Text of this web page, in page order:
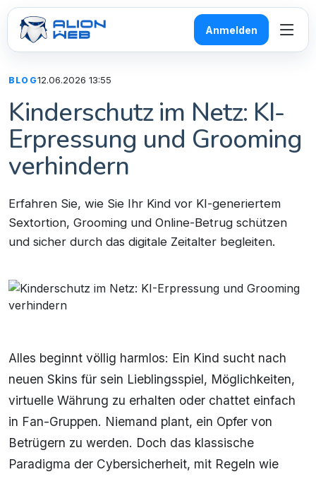
Anmelden
BLOG12.06.2026 13:55
Kinderschutz im Netz: KI-
Erpressung und Grooming
verhindern
Erfahren Sie, wie Sie Ihr Kind vor KI-generiertem
Sextortion, Grooming und Online-Betrug schützen
und sicher durch das digitale Zeitalter begleiten.
Alles beginnt völlig harmlos: Ein Kind sucht nach
neuen Skins für sein Lieblingsspiel, Möglichkeiten,
virtuelle Währung zu erhalten oder chattet einfach
in Fan-Gruppen. Niemand plant, ein Opfer von
Betrügern zu werden. Doch das klassische
Paradigma der Cybersicherheit, mit Regeln wie